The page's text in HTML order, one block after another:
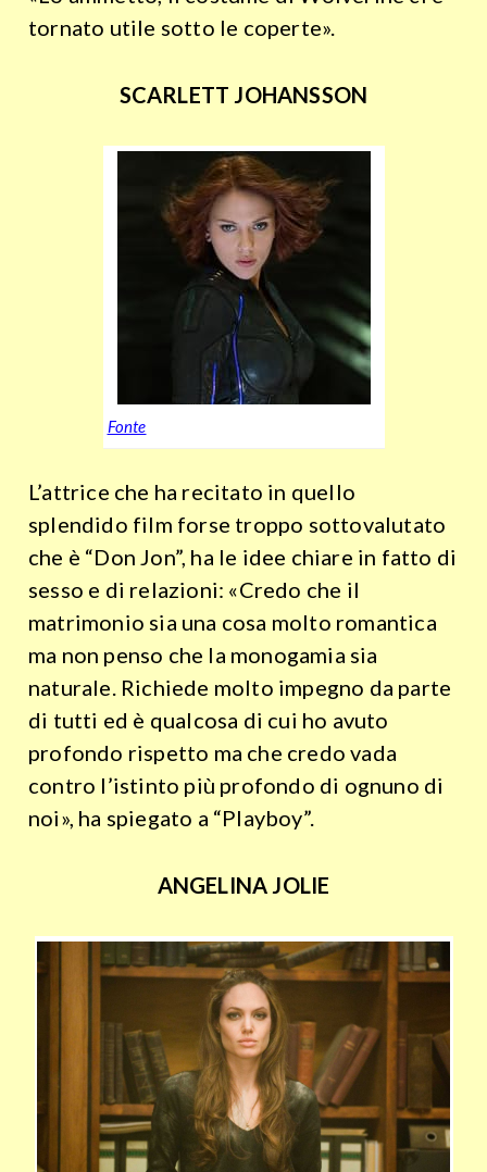
tornato utile sotto le coperte».
SCARLETT JOHANSSON
Fonte
L’attrice che ha recitato in quello
splendido film forse troppo sottovalutato
che è “Don Jon”, ha le idee chiare in fatto di
sesso e di relazioni: «Credo che il
matrimonio sia una cosa molto romantica
ma non penso che la monogamia sia
naturale. Richiede molto impegno da parte
di tutti ed è qualcosa di cui ho avuto
profondo rispetto ma che credo vada
contro l’istinto più profondo di ognuno di
noi», ha spiegato a “Playboy”.
ANGELINA JOLIE